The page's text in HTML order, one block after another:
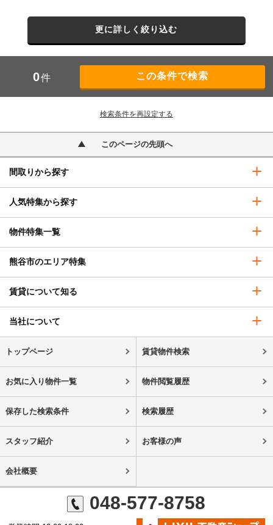
更に詳しく絞り込む
0件
検索条件を再設定する
このページの先頭へ
間取りから探す
人気特集から探す
物件特集一覧
熊谷市のエリア特集
賃貸について知る
当社について
トップページ 賃貸物件検索
お気に入り物件一覧 物件閲覧履歴
保存した検索条件 検索履歴
スタッフ紹介 お客様の声
会社概要
048-577-8758